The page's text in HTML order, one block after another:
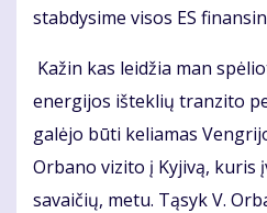
stabdysime visos ES
Kažin kas leidžia man
energijos išteklių tranzito
galėjo būti keliamas
Orbano vizito į Kyjivą, kuris
savaičių, metu. Tąsyk V.